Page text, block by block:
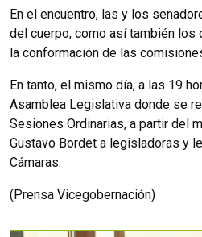
En el encuentro, las y los
del cuerpo, como así también
la conformación de las
En tanto, el mismo día, a las 19
Asamblea Legislativa donde se
Sesiones Ordinarias, a partir del
Gustavo Bordet a legisladoras y
Cámaras.
(Prensa Vicegobernación)